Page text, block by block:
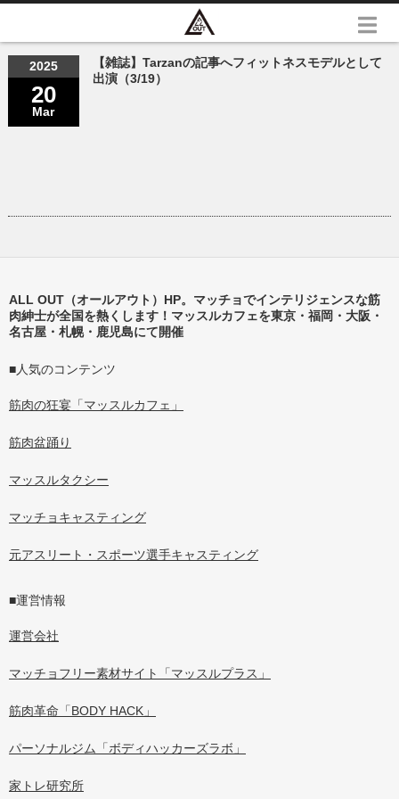
2025
20
Mar
【雑誌】Tarzanの記事へフィットネスモデルとして
出演（3/19）
ALL OUT（オールアウト）HP。マッチョでインテリジェンスな筋
肉紳士が全国を熱くします！マッスルカフェを東京・福岡・大阪・
名古屋・札幌・鹿児島にて開催
■人気のコンテンツ
筋肉の狂宴「マッスルカフェ」
筋肉盆踊り
マッスルタクシー
マッチョキャスティング
元アスリート・スポーツ選手キャスティング
■運営情報
運営会社
マッチョフリー素材サイト「マッスルプラス」
筋肉革命「BODY HACK」
パーソナルジム「ボディハッカーズラボ」
家トレ研究所